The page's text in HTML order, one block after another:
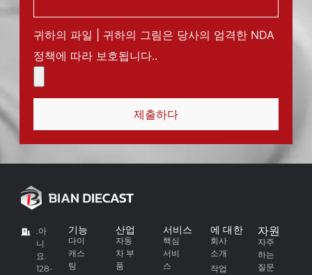
귀하의 파일 | 귀하의 그림은 당사의 엄격한 NDA
정책에 따라 보호됩니다..
제출하다
.아
니
요.
128-
기능
다이
캐스
팅
산업
자동
차 부
품
서비스
핵심
서비
스
에 대한
회사
소개
작업
자원
자주
하는
질문